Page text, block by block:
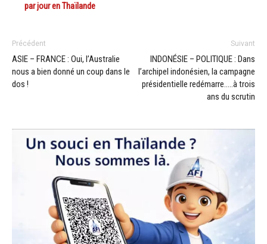
par jour en Thaïlande
Précédent
ASIE – FRANCE : Oui, l’Australie
nous a bien donné un coup dans le
dos !
Suivant
INDONÉSIE – POLITIQUE : Dans
l’archipel indonésien, la campagne
présidentielle redémarre…..à trois
ans du scrutin